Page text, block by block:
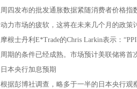
周四发布的批发通胀数据紧随消费者价格
动力市场的疲软，这将在未来几个月的政策
摩根士丹利E*Trade的Chris Larkin表示：
周期的条件已经成熟。市场预计美联储将首
日本央行加息预期
根据彭博社调查，略多于一半的日本央行观